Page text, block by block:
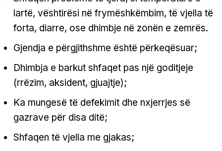
lartë, vështirësi në frymëshkëmbim, të vjella të
forta, diarre, ose dhimbje në zonën e zemrës.
Gjendja e përgjithshme është përkeqësuar;
Dhimbja e barkut shfaqet pas një goditjeje
(rrëzim, aksident, gjuajtje);
Ka mungesë të defekimit dhe nxjerrjes së
gazrave për disa ditë;
Shfaqen të vjella me gjakas;